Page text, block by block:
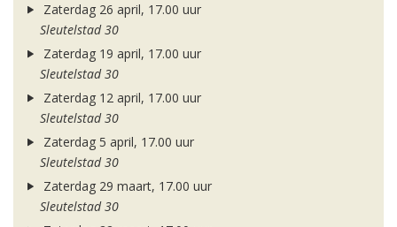
Zaterdag 26 april, 17.00 uur
Sleutelstad 30
Zaterdag 19 april, 17.00 uur
Sleutelstad 30
Zaterdag 12 april, 17.00 uur
Sleutelstad 30
Zaterdag 5 april, 17.00 uur
Sleutelstad 30
Zaterdag 29 maart, 17.00 uur
Sleutelstad 30